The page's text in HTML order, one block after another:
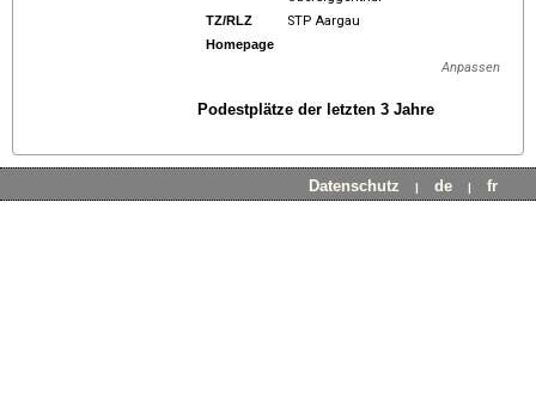
TZ/RLZ STP Aargau
Homepage
Anpassen
Podestplätze der letzten 3 Jahre
Datenschutz | de | fr